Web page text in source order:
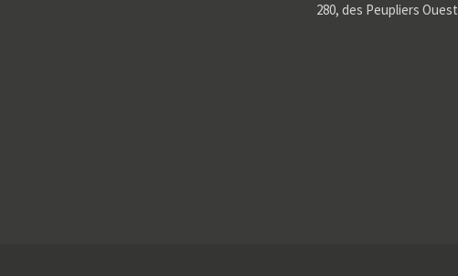
280, des Peupliers Ouest